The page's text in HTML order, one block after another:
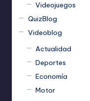
Videojuegos
QuizBlog
Videoblog
Actualidad
Deportes
Economía
Motor